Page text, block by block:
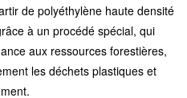
de polyéthylène haute densité
à un procédé spécial, qui
aux ressources forestières,
les déchets plastiques et